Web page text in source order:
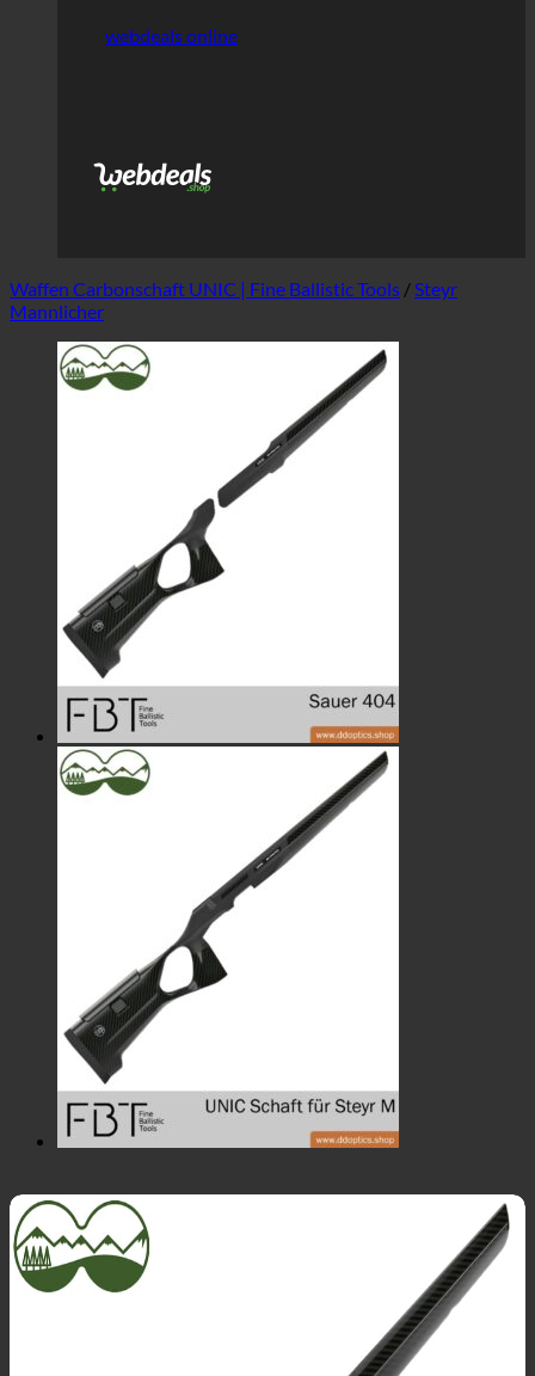
webdeals online
Waffen Carbonschaft UNIC | Fine Ballistic Tools /Steyr
Mannlicher